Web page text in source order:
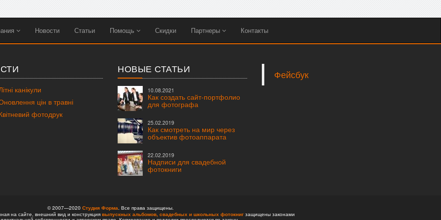
Новости Статьи Помощь Скидки Партнеры Контакты
канікули
цін в травні
фотодрук
НОВЫЕ СТАТЬИ
10.08.2021
Как создать сайт-портфолио
для фотографа
25.02.2019
Как смотреть на мир через
объектив фотоаппарата
22.02.2019
Надписи для свадебной
фотокниги
Фейсбук
© 2007—2020 Студия Форма . Все права защищены.
на сайте, внешний вид и конструкция выпускных альбомов, свадебных и школьных фотокниг защищены законами